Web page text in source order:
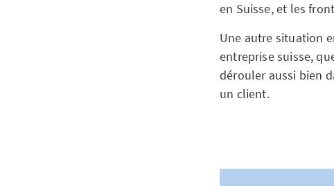
en Suisse, et les
Une autre situation
entreprise suisse,
dérouler aussi bien
un client.